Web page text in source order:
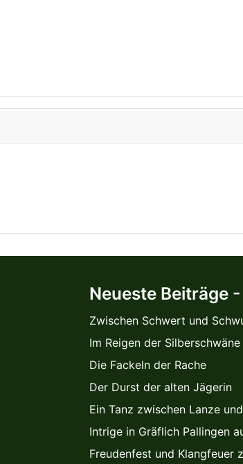
Neueste Beiträge
Zwischen Schwert und
Im Reigen der Silberschwäne
Die Fackeln der Rache
Der Durst der alten Jägerin
Ein Tanz zwischen Lanze
Intrige in Gräflich Pallingen
Freudenfest und Klangfeuer